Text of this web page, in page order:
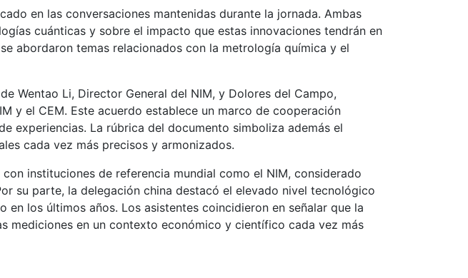
en las conversaciones mantenidas durante la jornada. Ambas
cuánticas y sobre el impacto que estas innovaciones tendrán en
abordaron temas relacionados con la metrología química y el
Wentao Li, Director General del NIM, y Dolores del Campo,
y el CEM. Este acuerdo establece un marco de cooperación
experiencias. La rúbrica del documento simboliza además el
cada vez más precisos y armonizados.
instituciones de referencia mundial como el NIM, considerado
su parte, la delegación china destacó el elevado nivel tecnológico
los últimos años. Los asistentes coincidieron en señalar que la
mediciones en un contexto económico y científico cada vez más